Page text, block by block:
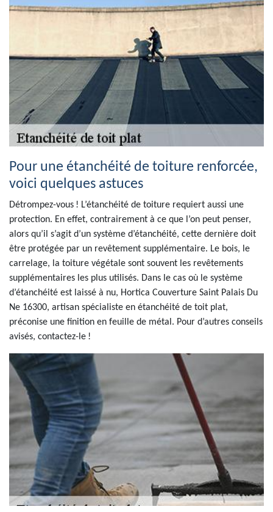
Pour une étanchéité de toiture renforcée,
voici quelques astuces
Détrompez-vous ! L’étanchéité de toiture requiert aussi une
protection. En effet, contrairement à ce que l’on peut penser,
alors qu’il s’agit d’un système d’étanchéité, cette dernière doit
être protégée par un revêtement supplémentaire. Le bois, le
carrelage, la toiture végétale sont souvent les revêtements
supplémentaires les plus utilisés. Dans le cas où le système
d’étanchéité est laissé à nu, Hortica Couverture Saint Palais Du
Ne 16300, artisan spécialiste en étanchéité de toit plat,
préconise une finition en feuille de métal. Pour d’autres conseils
avisés, contactez-le !